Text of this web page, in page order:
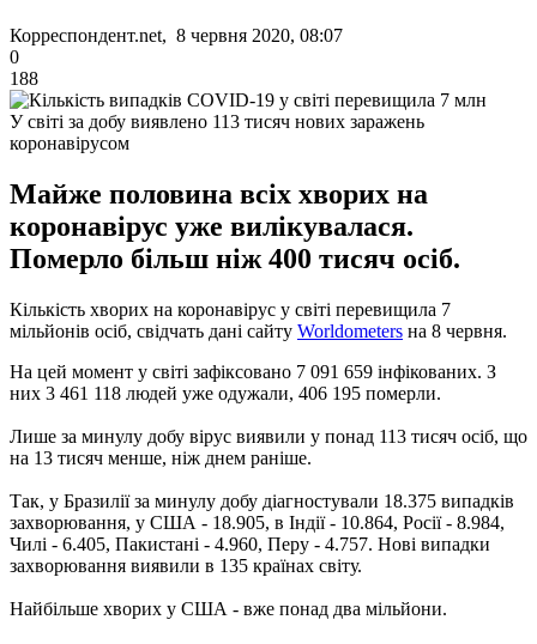
Корреспондент.net, 8 червня 2020, 08:07
0
188
У світі за добу виявлено 113 тисяч нових заражень
коронавірусом
Майже половина всіх хворих на
коронавірус уже вилікувалася.
Померло більш ніж 400 тисяч осіб.
Кількість хворих на коронавірус у світі перевищила 7
мільйонів осіб, свідчать дані сайту Worldometers на 8 червня.
На цей момент у світі зафіксовано 7 091 659 інфікованих. З
них 3 461 118 людей уже одужали, 406 195 померли.
Лише за минулу добу вірус виявили у понад 113 тисяч осіб, що
на 13 тисяч менше, ніж днем ​​раніше.
Так, у Бразилії за минулу добу діагностували 18.375 випадків
захворювання, у США - 18.905, в Індії - 10.864, ​​Росії - 8.984,
Чилі - 6.405, Пакистані - 4.960, Перу - 4.757. Нові випадки
захворювання виявили в 135 країнах світу.
Найбільше хворих у США - вже понад два мільйони.